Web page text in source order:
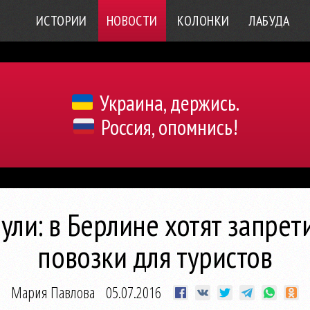
ИСТОРИИ НОВОСТИ КОЛОНКИ ЛАБУДА
Украина, держись.
Россия, опомнись!
в Берлине хотят
повозки для туристов
Мария Павлова 05.07.2016